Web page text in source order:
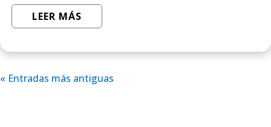
LEER MÁS
« Entradas más antiguas